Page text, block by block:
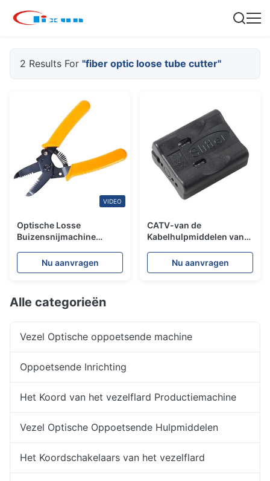
2 Results For "fiber optic loose tube cutter"
VIDEO
Optische Losse
Buizensnijmachine
van het de Kabeljasje van
de lengtevezel het
Nu aanvragen
CATV-van de
Kabelhulpmiddelen van
Optische
Buizensnijmachine van
Nu aanvragen
Alle categorieën
Vezel Optische oppoetsende machine
Oppoetsende Inrichting
Het Koord van het vezelflard Productiemachine
Vezel Optische Oppoetsende Hulpmiddelen
Het Koordschakelaars van het vezelflard